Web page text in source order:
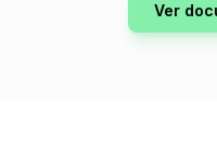
Ver